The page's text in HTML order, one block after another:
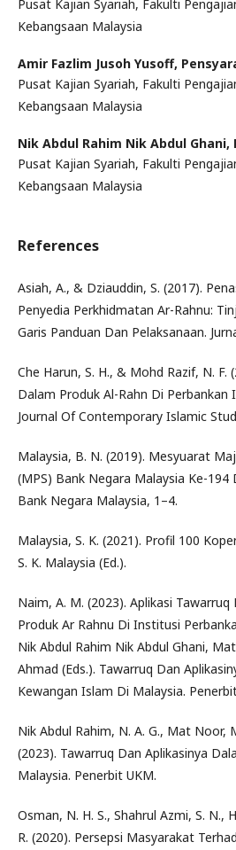
Pusat Kajian Syariah, Fakulti
Kebangsaan Malaysia
Amir Fazlim Jusoh Yusoff,
Pusat Kajian Syariah, Fakulti
Kebangsaan Malaysia
Nik Abdul Rahim Nik Abdul Ghani,
Pusat Kajian Syariah, Fakulti
Kebangsaan Malaysia
References
Asiah, A., & Dziauddin, S. (2017).
Penyedia Perkhidmatan Ar-Rahnu:
Garis Panduan Dan Pelaksanaan.
Che Harun, S. H., & Mohd Razif, N. F.
Dalam Produk Al-Rahn Di Perbankan
Journal Of Contemporary Islamic
Malaysia, B. N. (2019). Mesyuarat
(MPS) Bank Negara Malaysia Ke-194
Bank Negara Malaysia, 1–4.
Malaysia, S. K. (2021). Profil 100
S. K. Malaysia (Ed.).
Naim, A. M. (2023). Aplikasi
Produk Ar Rahnu Di Institusi
Nik Abdul Rahim Nik Abdul Ghani,
Ahmad (Eds.). Tawarruq Dan
Kewangan Islam Di Malaysia.
Nik Abdul Rahim, N. A. G., Mat Noor,
(2023). Tawarruq Dan Aplikasinya
Malaysia. Penerbit UKM.
Osman, N. H. S., Shahrul Azmi, S. N.,
R. (2020). Persepsi Masyarakat